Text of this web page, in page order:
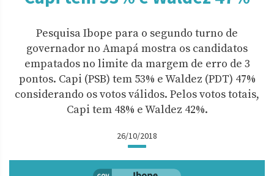
Pesquisa Ibope para o segundo turno de
governador no Amapá mostra os candidatos
empatados no limite da margem de erro de 3
pontos. Capi (PSB) tem 53% e Waldez (PDT) 47%
considerando os votos válidos. Pelos votos totais,
Capi tem 48% e Waldez 42%.
26/10/2018